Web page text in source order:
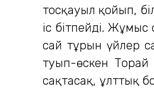
тосқауыл қойып,
іс бітпейді.
сай тұрғын үйлер
туып-өскен
сақтасақ, ұлттық